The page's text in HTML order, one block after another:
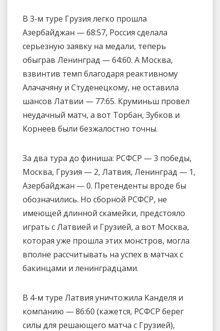
В 3-м туре Грузия легко прошла
Азербайджан — 68:57, Россия сделала
серьезную заявку на медали, теперь
обыграв Ленинград — 64:60. А Москва,
взвинтив темп благодаря реактивному
Алачачяну и Студенецкому, не оставила
шансов Латвии — 77:65. Круминьш провел
неудачный матч, а вот Торбан, Зубков и
Корнеев были безжалостно точны.
За два тура до финиша: РСФСР — 3 победы,
Москва, Грузия — 2, Латвия, Ленинград — 1,
Азербайджан — 0. Претенденты вроде бы
обозначились. Но сборной РСФСР, не
имеющей длинной скамейки, предстояло
играть с Латвией и Грузией, а вот Москва,
которая уже прошла этих монстров, могла
вполне рассчитывать на успех в матчах с
бакинцами и ленинградцами.
В 4-м туре Латвия уничтожила Канделя и
компанию — 86:60 (кажется, РСФСР берег
силы для решающего матча с Грузией),